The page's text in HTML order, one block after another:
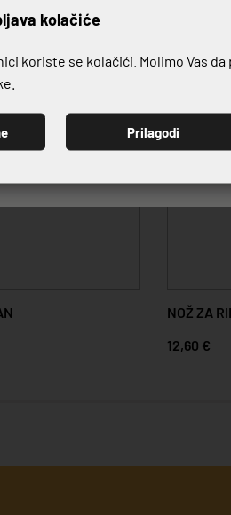
NOŽ ZA
12,60 €
se na naš
PRIJAVI SE
kolačiće
koriste se kolačići. Molimo Vas
Prilagodi